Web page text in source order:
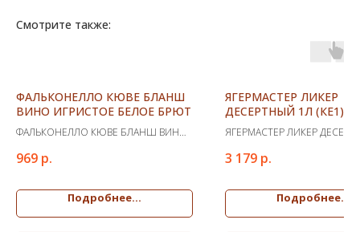
Смотрите также:
ФАЛЬКОНЕЛЛО КЮВЕ БЛАНШ
ВИНО ИГРИСТОЕ БЕЛОЕ БРЮТ
ФАЛЬКОНЕЛЛО КЮВЕ БЛАНШ ВИНО
969 р.
Подробнее...
ЯГЕРМАСТЕР ЛИКЕР
ДЕСЕРТНЫЙ 1Л (КЕ1)
ЯГЕРМАСТЕР ЛИКЕР
3 179 р.
Подробнее...